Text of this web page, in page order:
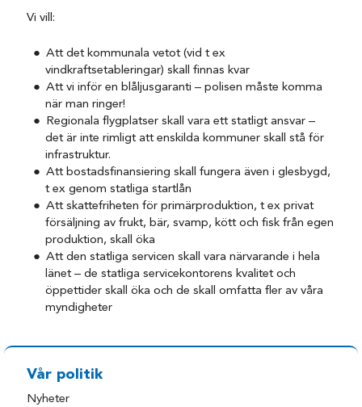
Vi vill:
Att det kommunala vetot (vid t ex
vindkraftsetableringar) skall finnas kvar
Att vi inför en blåljusgaranti – polisen måste komma
när man ringer!
Regionala flygplatser skall vara ett statligt ansvar –
det är inte rimligt att enskilda kommuner skall stå för
infrastruktur.
Att bostadsfinansiering skall fungera även i glesbygd,
t ex genom statliga startlån
Att skattefriheten för primärproduktion, t ex privat
försäljning av frukt, bär, svamp, kött och fisk från egen
produktion, skall öka
Att den statliga servicen skall vara närvarande i hela
länet – de statliga servicekontorens kvalitet och
öppettider skall öka och de skall omfatta fler av våra
myndigheter
Vår politik
Nyheter